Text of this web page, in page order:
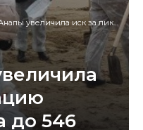
иск за ликвидацию разлива мазута до 546 млн рублей
до 546